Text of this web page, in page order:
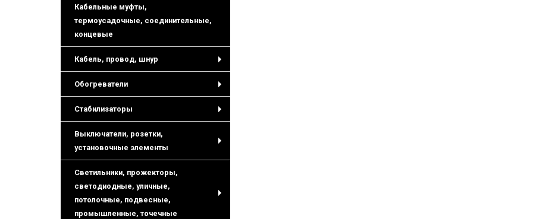
Кабельные муфты,
термоусадочные, соединительные,
концевые
Кабель, провод, шнур
Обогреватели
Стабилизаторы
Выключатели, розетки,
установочные элементы
Светильники, прожекторы,
светодиодные, уличные,
потолочные, подвесные,
промышленные, точечные